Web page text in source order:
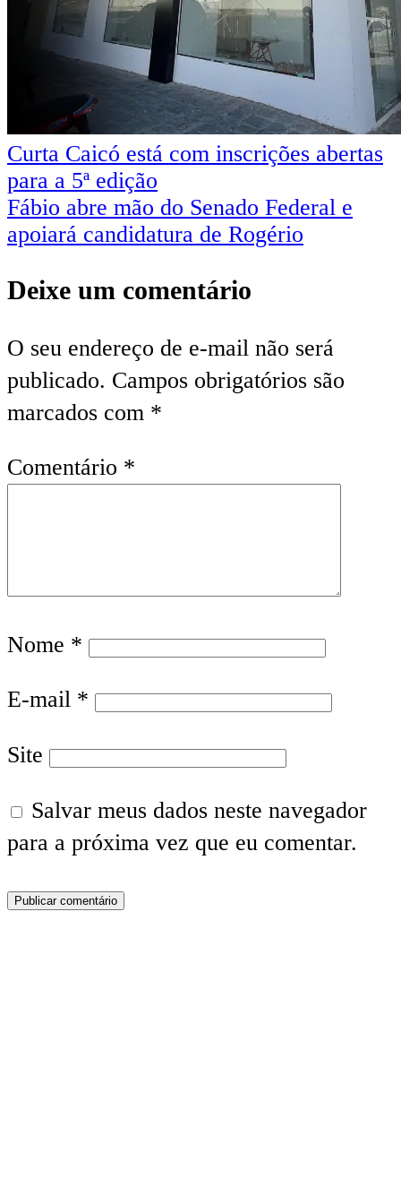
Navegação
de
Post
Curta Caicó está com inscrições abertas
para a 5ª edição
Fábio abre mão do Senado Federal e
apoiará candidatura de Rogério
Deixe um comentário
O seu endereço de e-mail não será
publicado. Campos obrigatórios são
marcados com *
Comentário *
Nome *
E-mail *
Site
Salvar meus dados neste navegador
para a próxima vez que eu comentar.